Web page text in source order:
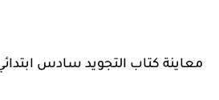
معاينة كتاب التجويد سادس ابتدائي